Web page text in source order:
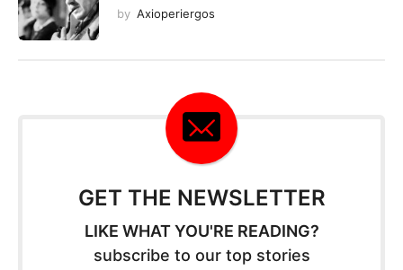
by Axioperiergos
GET THE NEWSLETTER
LIKE WHAT YOU'RE READING?
subscribe to our top stories